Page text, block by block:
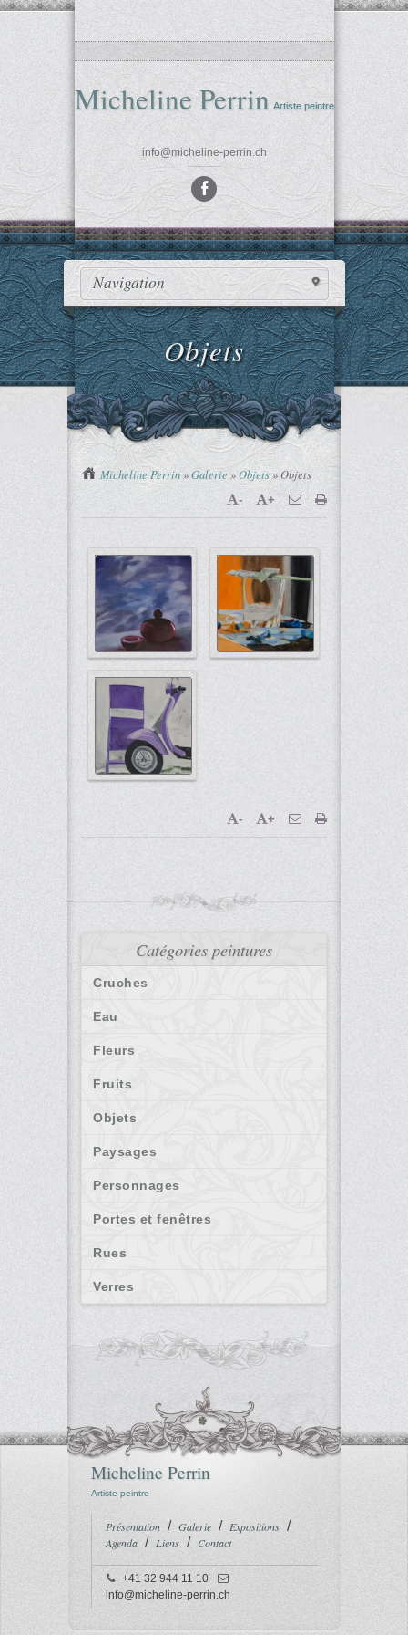
Micheline Perrin Artiste peintre
info@micheline-perrin.ch
Navigation »
Objets
You are here :
Micheline Perrin »Galerie »Objets»Objets
- +
- +
Catégories peintures
Cruches
Eau
Fleurs
Fruits
Objets
Paysages
Personnages
Portes et fenêtres
Rues
Verres
Micheline Perrin
Artiste peintre
Présentation Galerie
Expositions
Agenda
Liens Contact
+41 32 944 11 10
info@micheline-perrin.ch